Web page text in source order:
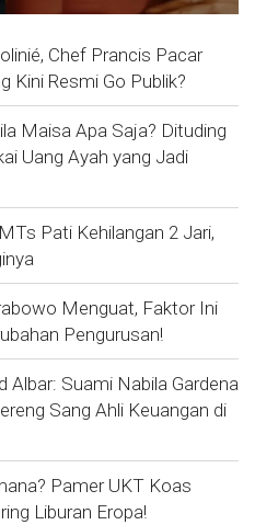
Chef Prancis Pacar
Kini Resmi Go Publik?
Maisa Apa Saja? Dituding
Uang Ayah yang Jadi
Pati Kehilangan 2 Jari,
Menguat, Faktor Ini
Pengurusan!
Suami Nabila Gardena
Sang Ahli Keuangan di
Pamer UKT Koas
Liburan Eropa!